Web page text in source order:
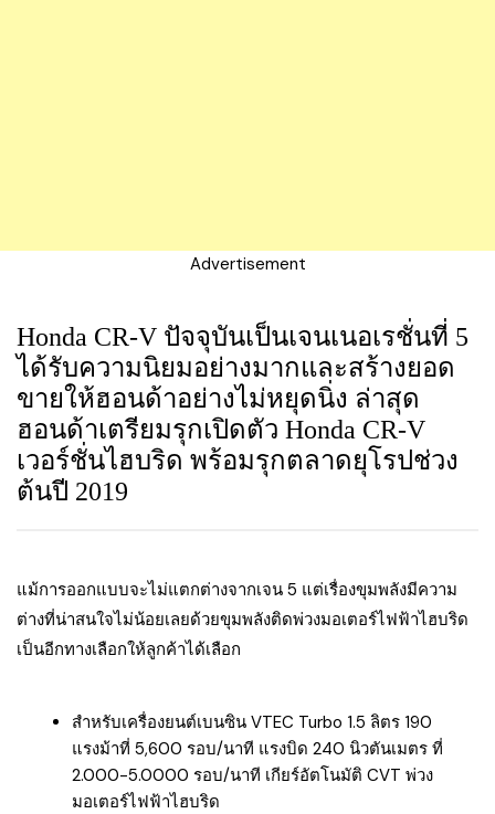
Advertisement
Honda CR-V ปัจจุบันเป็นเจนเนอเรชั่นที่ 5
ได้รับความนิยมอย่างมากและสร้างยอด
ขายให้ฮอนด้าอย่างไม่หยุดนิ่ง ล่าสุด
ฮอนด้าเตรียมรุกเปิดตัว Honda CR-V
เวอร์ชั่นไฮบริด พร้อมรุกตลาดยุโรปช่วง
ต้นปี 2019
แม้การออกแบบจะไม่แตกต่างจากเจน 5 แต่เรื่องขุมพลังมีความ
ต่างที่น่าสนใจไม่น้อยเลยด้วยขุมพลังติดพ่วงมอเตอร์ไฟฟ้าไฮบริด
เป็นอีกทางเลือกให้ลูกค้าได้เลือก
สำหรับเครื่องยนต์เบนซิน VTEC Turbo 1.5 ลิตร 190
แรงม้าที่ 5,600 รอบ/นาที แรงบิด 240 นิวตันเมตร ที่
2.000-5.0000 รอบ/นาที เกียร์อัตโนมัติ CVT พ่วง
มอเตอร์ไฟฟ้าไฮบริด